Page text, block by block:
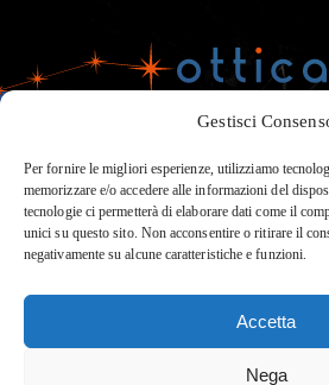
Gestisci
Per fornire le migliori esperienze, utilizziamo
memorizzare e/o accedere alle informazioni del
tecnologie ci permetterà di elaborare dati come il
unici su questo sito. Non acconsentire o ritirare il
negativamente su alcune caratteristiche e funzioni.
Accetta
Nega